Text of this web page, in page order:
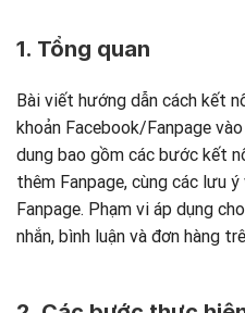
1. Tổng quan
Bài viết hướng dẫn cách kết
khoản Facebook/Fanpage
dung bao gồm các bước kết
thêm Fanpage, cùng các lưu
Fanpage. Phạm vi áp dụng
nhắn, bình luận và đơn hàng